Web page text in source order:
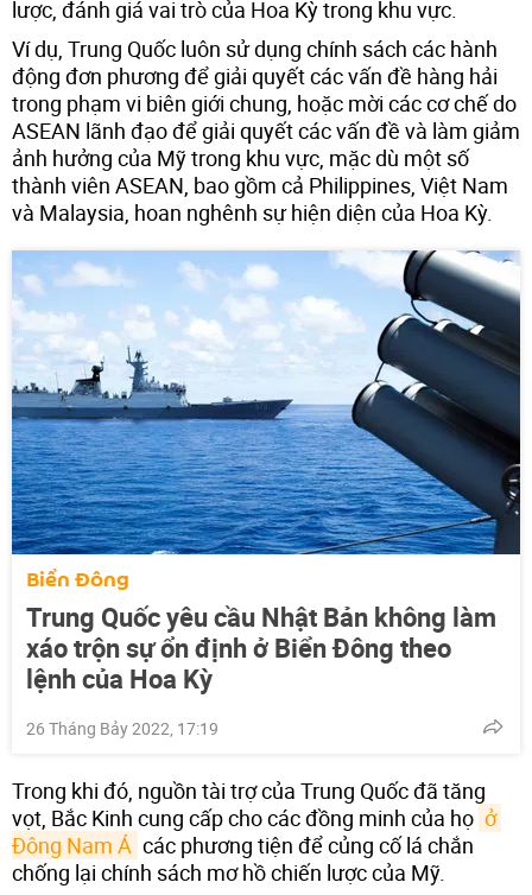
lược, đánh giá vai trò của Hoa Kỳ trong khu vực.
Ví dụ, Trung Quốc luôn sử dụng chính sách các hành
động đơn phương để giải quyết các vấn đề hàng hải
trong phạm vi biên giới chung, hoặc mời các cơ chế do
ASEAN lãnh đạo để giải quyết các vấn đề và làm giảm
ảnh hưởng của Mỹ trong khu vực, mặc dù một số
thành viên ASEAN, bao gồm cả Philippines, Việt Nam
và Malaysia, hoan nghênh sự hiện diện của Hoa Kỳ.
Biển Đông
Trung Quốc yêu cầu Nhật Bản không làm
xáo trộn sự ổn định ở Biển Đông theo
lệnh của Hoa Kỳ
26 Tháng Bảy 2022, 17:19
Trong khi đó, nguồn tài trợ của Trung Quốc đã tăng
vọt, Bắc Kinh cung cấp cho các đồng minh của họ ở
Đông Nam Á các phương tiện để củng cố lá chắn
chống lại chính sách mơ hồ chiến lược của Mỹ.